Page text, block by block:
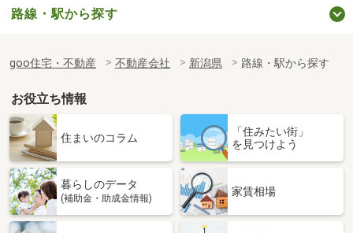
路線・駅から探す
goo住宅・不動産 不動産会社 新潟県 路線・駅から探す
お役立ち情報
住まいのコラム
「住みたい街」
を見つけよう
暮らしのデータ
(補助金・助成金情報)
家賃相場